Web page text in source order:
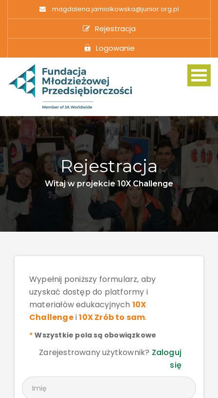
magdalena.jamiolkowska@junior.org.pl
Rejestracja
Logowanie
The Challenge
10X from Home
Curriculum Relevance
Skills Development
Rejestracja
Witaj w projekcie 10X Challenge
Wypełnij poniższy formularz, aby
uzyskać dostęp do platformy i
materiałów edukacyjnych 10X
Challengei10X Zrób to sam.
* Wszystkie pola są obowiązkowe
Zarejestrowany użytkownik? Zaloguj
się